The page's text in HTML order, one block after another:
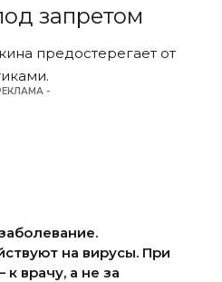
запретом
предостерегает от
-
на вирусы. При
врачу, а не за